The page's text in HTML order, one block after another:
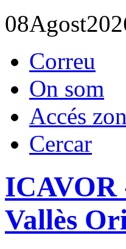
08Agost
Correu
On som
Accés
Cercar
ICAVOR
Vallès